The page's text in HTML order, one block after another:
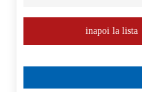
inapoi la lista